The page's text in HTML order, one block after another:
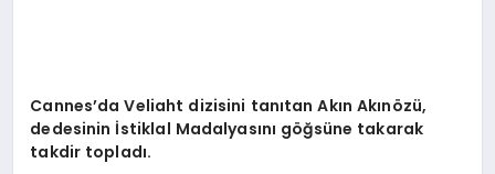
Cannes’da Veliaht dizisini tanıtan Akın Akınözü,
dedesinin İstiklal Madalyasını göğsüne takarak
takdir topladı.